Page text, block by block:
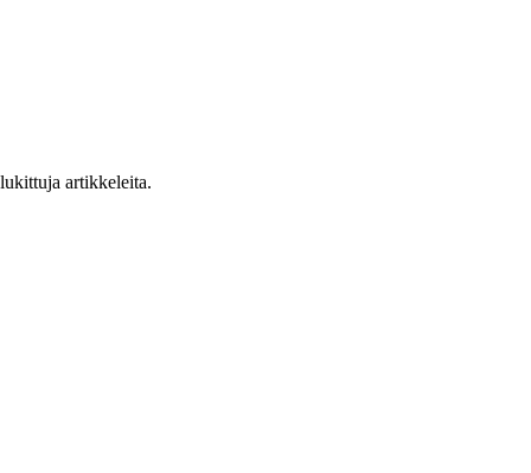
artikkeleita.